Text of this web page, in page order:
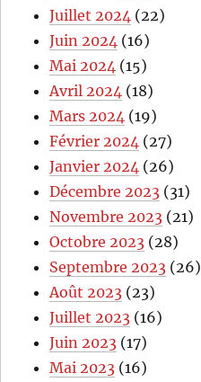
Juillet 2024 (22)
Juin 2024 (16)
Mai 2024 (15)
Avril 2024 (18)
Mars 2024 (19)
Février 2024 (27)
Janvier 2024 (26)
Décembre 2023 (31)
Novembre 2023 (21)
Octobre 2023 (28)
Septembre 2023 (26)
Août 2023 (23)
Juillet 2023 (16)
Juin 2023 (17)
Mai 2023 (16)